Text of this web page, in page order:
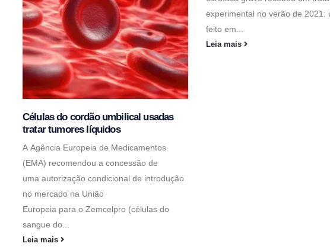
Células do cordão umbilical usadas
tratar tumores líquidos
A Agência Europeia de Medicamentos
(EMA) recomendou a concessão de
uma autorização condicional de introdução
no mercado na União
Europeia para o Zemcelpro (células do
sangue do...
Leia mais
experimental no verão de 2021:
feito em...
Leia mais